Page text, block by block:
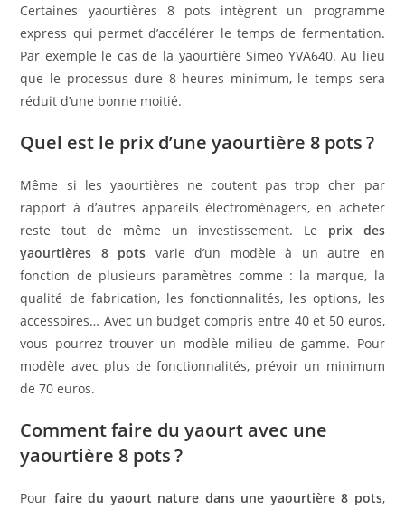
Certaines yaourtières 8 pots intègrent un programme
express qui permet d’accélérer le temps de fermentation.
Par exemple le cas de la yaourtière Simeo YVA640. Au lieu
que le processus dure 8 heures minimum, le temps sera
réduit d’une bonne moitié.
Quel est le prix d’une yaourtière 8 pots ?
Même si les yaourtières ne coutent pas trop cher par
rapport à d’autres appareils électroménagers, en acheter
reste tout de même un investissement. Le prix des
yaourtières 8 pots varie d’un modèle à un autre en
fonction de plusieurs paramètres comme : la marque, la
qualité de fabrication, les fonctionnalités, les options, les
accessoires… Avec un budget compris entre 40 et 50 euros,
vous pourrez trouver un modèle milieu de gamme. Pour
modèle avec plus de fonctionnalités, prévoir un minimum
de 70 euros.
Comment faire du yaourt avec une
yaourtière 8 pots ?
Pour faire du yaourt nature dans une yaourtière 8 pots,